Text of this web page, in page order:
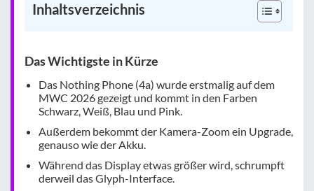
Inhaltsverzeichnis
Das Wichtigste in Kürze
Das Nothing Phone (4a) wurde erstmalig auf dem
MWC 2026 gezeigt und kommt in den Farben
Schwarz, Weiß, Blau und Pink.
Außerdem bekommt der Kamera-Zoom ein Upgrade,
genauso wie der Akku.
Während das Display etwas größer wird, schrumpft
derweil das Glyph-Interface.